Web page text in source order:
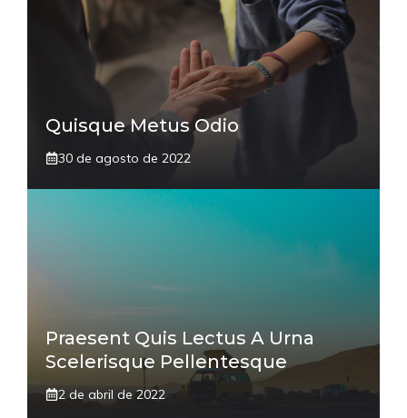
Quisque Metus Odio
30 de agosto de 2022
Praesent Quis Lectus A Urna
Scelerisque Pellentesque
2 de abril de 2022